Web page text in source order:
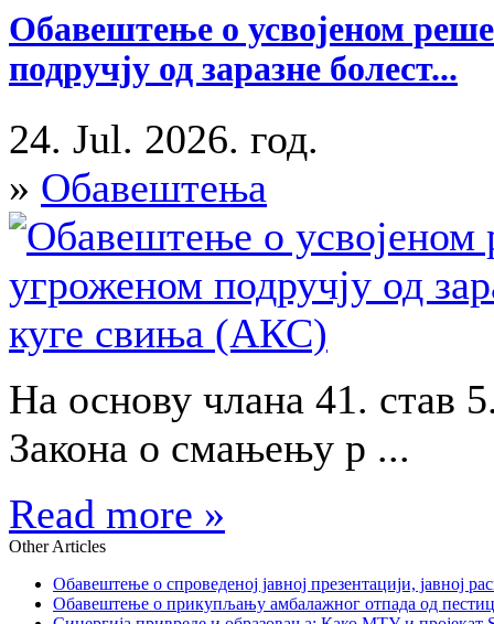
Обавештење о усвојеном
подручју од заразне болест...
24. Jul. 2026. год.
» Обавештења
На основу члана 41. став
Закона о смањењу р ...
Read more »
Other Articles
Обавештење о спроведеној јавној презентацији, јавној
Обавештење о прикупљању амбалажног отпада од